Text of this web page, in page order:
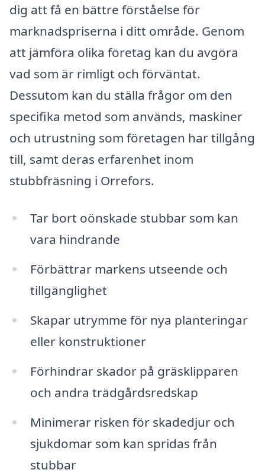
dig att få en bättre förståelse för
marknadspriserna i ditt område. Genom
att jämföra olika företag kan du avgöra
vad som är rimligt och förväntat.
Dessutom kan du ställa frågor om den
specifika metod som används, maskiner
och utrustning som företagen har tillgång
till, samt deras erfarenhet inom
stubbfräsning i Orrefors.
Tar bort oönskade stubbar som kan
vara hindrande
Förbättrar markens utseende och
tillgänglighet
Skapar utrymme för nya planteringar
eller konstruktioner
Förhindrar skador på gräsklipparen
och andra trädgårdsredskap
Minimerar risken för skadedjur och
sjukdomar som kan spridas från
stubbar